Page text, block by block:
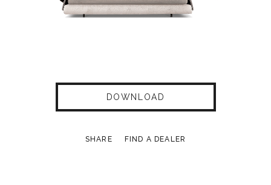
DOWNLOAD
SHARE FIND A DEALER